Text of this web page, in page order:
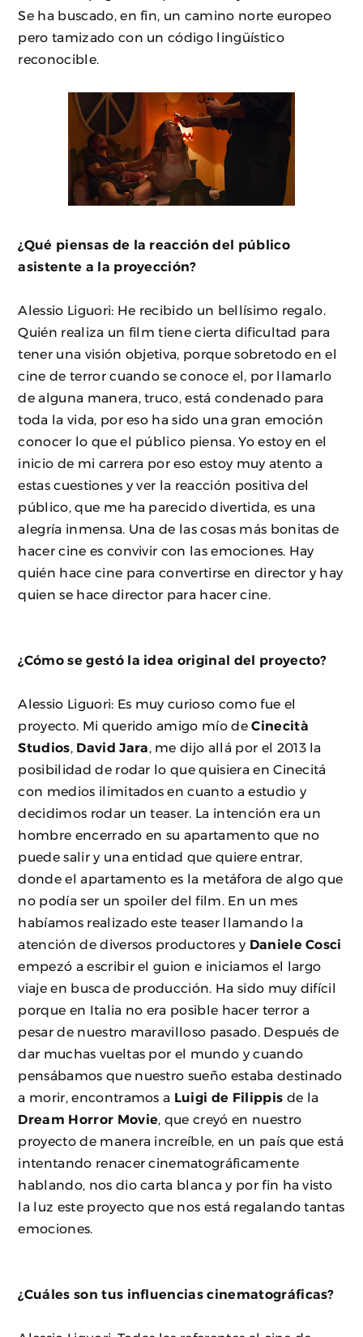
Se ha buscado, en fin, un camino norte europeo
pero tamizado con un código lingüístico
reconocible.
¿Qué piensas de la reacción del público
asistente a la proyección?
Alessio Liguori: He recibido un bellísimo regalo.
Quién realiza un film tiene cierta dificultad para
tener una visión objetiva, porque sobretodo en el
cine de terror cuando se conoce el, por llamarlo
de alguna manera, truco, está condenado para
toda la vida, por eso ha sido una gran emoción
conocer lo que el público piensa. Yo estoy en el
inicio de mi carrera por eso estoy muy atento a
estas cuestiones y ver la reacción positiva del
público, que me ha parecido divertida, es una
alegría inmensa. Una de las cosas más bonitas de
hacer cine es convivir con las emociones. Hay
quién hace cine para convertirse en director y hay
quien se hace director para hacer cine.
¿Cómo se gestó la idea original del proyecto?
Alessio Liguori: Es muy curioso como fue el
proyecto. Mi querido amigo mío deCinecità
Studios David Jara , me dijo allá por el 2013 la
posibilidad de rodar lo que quisiera en Cinecitá
con medios ilimitados en cuanto a estudio y
decidimos rodar un teaser. La intención era un
hombre encerrado en su apartamento que no
puede salir y una entidad que quiere entrar,
donde el apartamento es la metáfora de algo que
no podía ser un spoiler del film. En un mes
habíamos realizado este teaser llamando la
atención de diversos productores y Daniele Cosci
empezó a escribir el guion e iniciamos el largo
viaje en busca de producción. Ha sido muy difícil
porque en Italia no era posible hacer terror a
pesar de nuestro maravilloso pasado. Después de
dar muchas vueltas por el mundo y cuando
pensábamos que nuestro sueño estaba destinado
a morir, encontramos a Luigi de Filippis de la
Dream Horror Movie , que creyó en nuestro
proyecto de manera increíble, en un país que está
intentando renacer cinematográficamente
hablando, nos dio carta blanca y por fin ha visto
la luz este proyecto que nos está regalando tantas
emociones.
¿Cuáles son tus influencias cinematográficas?